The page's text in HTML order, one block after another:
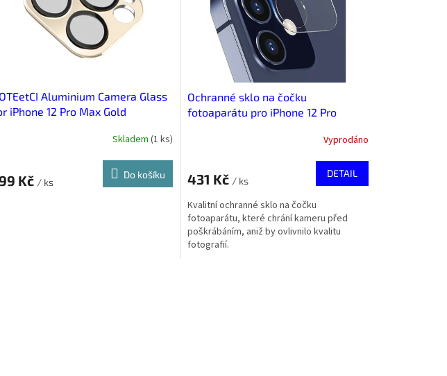
Aluminium Camera Glass
iPhone 12 Pro Max Gold
Skladem (1 ks)
Kč / ks
Do košíku
Ochranné sklo na čočku
fotoaparátu pro iPhone 12 Pro
Vyprodáno
431 Kč / ks
DETAIL
Kvalitní ochranné sklo na čočku
fotoaparátu, které chrání kameru před
poškrábáním, aniž by ovlivnilo kvalitu
fotografií.